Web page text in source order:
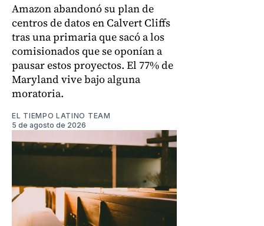
Amazon abandonó su plan de
centros de datos en Calvert Cliffs
tras una primaria que sacó a los
comisionados que se oponían a
pausar estos proyectos. El 77% de
Maryland vive bajo alguna
moratoria.
EL TIEMPO LATINO TEAM
5 de agosto de 2026